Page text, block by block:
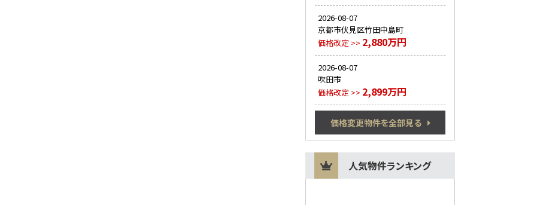
2026-08-07
京都市伏見区竹田中島町
価格改定 >> 2,880万円
2026-08-07
吹田市
価格改定 >> 2,899万円
価格変更物件を全部見る
人気物件ランキング